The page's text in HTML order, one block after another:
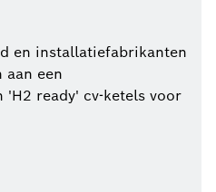
en installatiefabrikanten
aan een
ready' cv-ketels voor